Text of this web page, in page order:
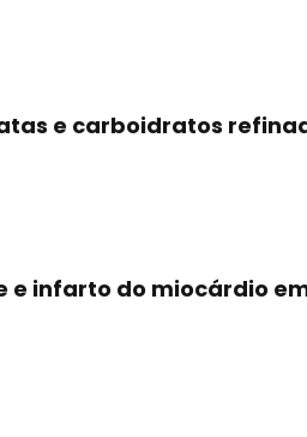
e carboidratos
infarto do miocárdio